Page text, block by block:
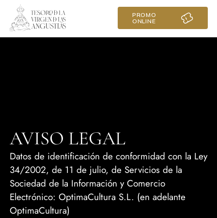
PROMO
ONLINE
AVISO LEGAL
Datos de identificación de conformidad con la Ley
34/2002, de 11 de julio, de Servicios de la
Sociedad de la Información y Comercio
Electrónico: OptimaCultura S.L. (en adelante
OptimaCultura)